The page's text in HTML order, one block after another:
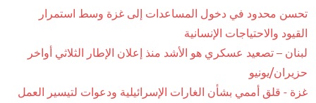
تحسن محدود في دخول المساعدات إلى غزة وسط استمرار
القيود والاحتياجات الإنسانية
لبنان – تصعيد عسكري هو الأشد منذ إعلان الإطار الثلاثي أواخر
حزيران/يونيو
غزة - قلق أممي بشأن الغارات الإسرائيلية ودعوات لتيسير العمل